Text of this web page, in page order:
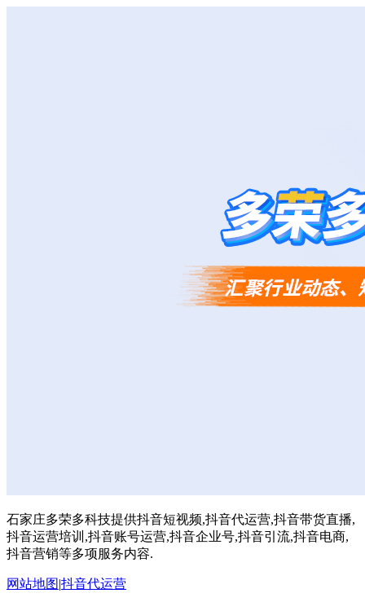
石家庄多荣多科技提供抖音短视频,抖音代运营,抖音带货直播,
抖音运营培训,抖音账号运营,抖音企业号,抖音引流,抖音电商,
抖音营销等多项服务内容.
网站地图|抖音代运营